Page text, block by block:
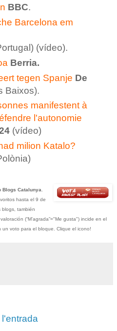
BBC.
Barcelona em
(vídeo).
Berria.
tegen Spanje De
Baixos).
manifestent à
l'autonomie
(vídeo)
milion Katalo?
Blogs Catalunya
hasta el 9 de
blogs, también
(“M’agrada”="Me gusta") incide en el
voto para el bloque. Clique el icono!